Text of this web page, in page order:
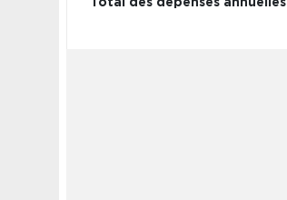
Total des dépenses annuelles